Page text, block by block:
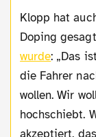
Klopp hat auch einmal etwas Kluges zum Thema
Doping
wurde: „Das
die Fahrer
wollen. Wir
hochschiebt.
akzeptiert,